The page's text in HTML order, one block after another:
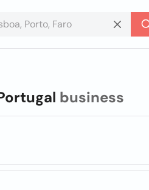
business